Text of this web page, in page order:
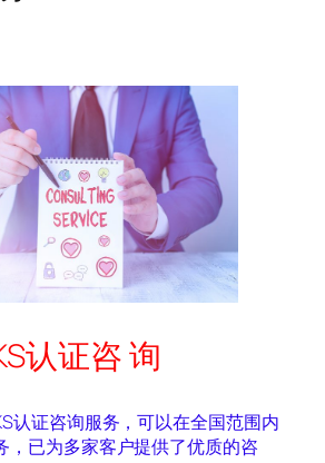
认证咨 询
认证咨询服务，可以在全国范围内
，已为多家客户提供了优质的咨